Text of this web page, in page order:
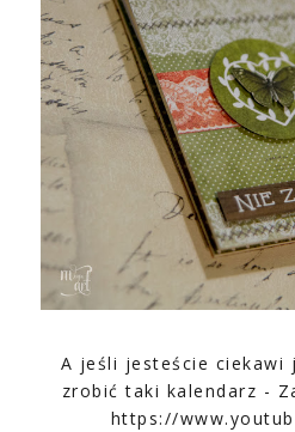
A jeśli jesteście ciekawi
zrobić taki kalendarz -
https://